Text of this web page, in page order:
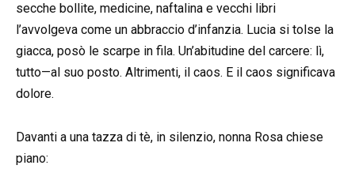
secche bollite, medicine, naftalina e vecchi libri
l’avvolgeva come un abbraccio d’infanzia. Lucia si tolse la
giacca, posò le scarpe in fila. Un’abitudine del carcere: lì,
tutto—al suo posto. Altrimenti, il caos. E il caos significava
dolore.
Davanti a una tazza di tè, in silenzio, nonna Rosa chiese
piano: